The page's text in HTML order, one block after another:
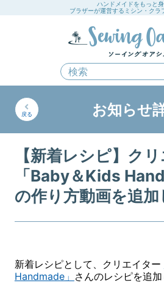
ハンドメイドをもっと
ブラザーが運営するミシン・クラ
戻る お知らせ
【新着レシピ】ク
「Baby＆Kids
の作り方動画を追加
新着レシピとして、クリエイター
Handmade」 さんのレシピを追加